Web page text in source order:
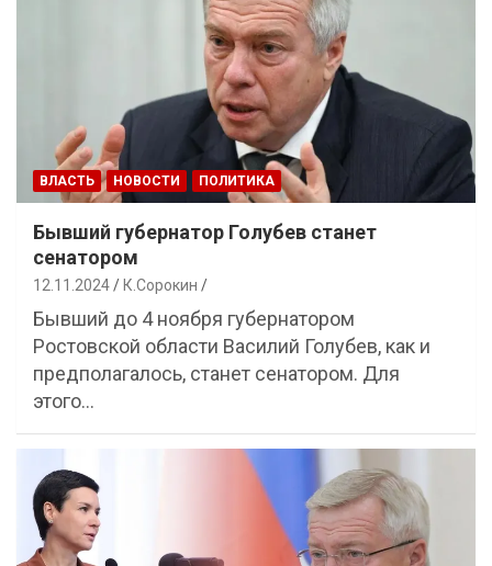
ВЛАСТЬ НОВОСТИ ПОЛИТИКА
Бывший губернатор Голубев станет
сенатором
12.11.2024 К.Сорокин
Бывший до 4 ноября губернатором
Ростовской области Василий Голубев, как и
предполагалось, станет сенатором. Для
этого…